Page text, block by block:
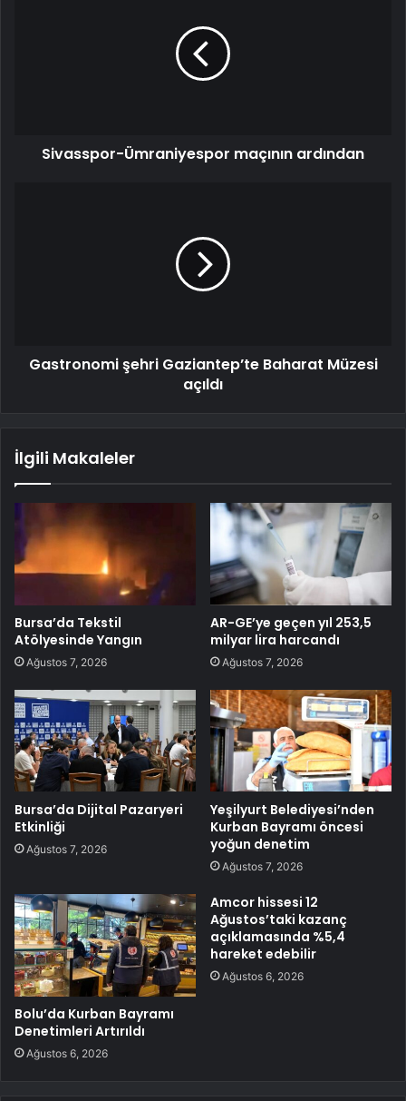
Sivasspor-Ümraniyespor maçının ardından
Gastronomi şehri Gaziantep’te Baharat Müzesi
açıldı
İlgili Makaleler
Bursa’da Tekstil
Atölyesinde Yangın
Ağustos 7, 2026
AR-GE’ye geçen yıl 253,5
milyar lira harcandı
Ağustos 7, 2026
Bursa’da Dijital Pazaryeri
Etkinliği
Ağustos 7, 2026
Yeşilyurt Belediyesi’nden
Kurban Bayramı öncesi
yoğun denetim
Ağustos 7, 2026
Bolu’da Kurban Bayramı
Denetimleri Artırıldı
Ağustos 6, 2026
Amcor hissesi 12
Ağustos’taki kazanç
açıklamasında %5,4
hareket edebilir
Ağustos 6, 2026